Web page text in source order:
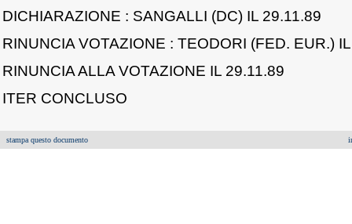
DICHIARAZIONE : SANGALLI (DC) IL 29.11.89
RINUNCIA VOTAZIONE : TEODORI (FED. EUR.)
RINUNCIA ALLA VOTAZIONE IL 29.11.89
ITER CONCLUSO
stampa questo documento